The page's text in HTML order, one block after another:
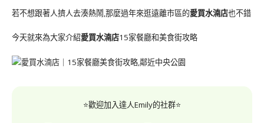
若不想跟著人擠人去湊熱鬧,那麼過年來逛遠離市區的愛買水湳店也不錯
今天就來為大家介紹愛買水湳店15家餐廳和美食街攻略
⭐歡迎加入達人Emily的社群⭐